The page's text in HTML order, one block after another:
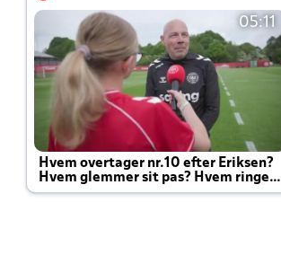
05:11
Hvem overtager nr.10 efter Eriksen?
Hvem glemmer sit pas? Hvem ringer
Joachim altid til efter kampe?